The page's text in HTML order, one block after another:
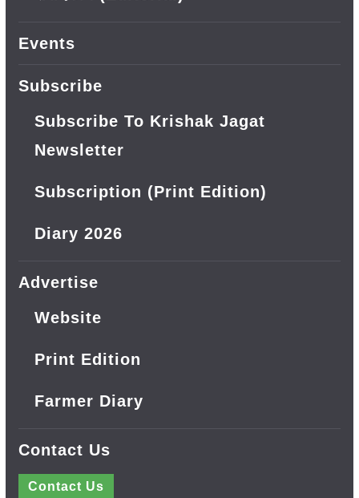
Events
Subscribe
Subscribe To Krishak Jagat
Newsletter
Subscription (Print Edition)
Diary 2026
Advertise
Website
Print Edition
Farmer Diary
Contact Us
Contact Us